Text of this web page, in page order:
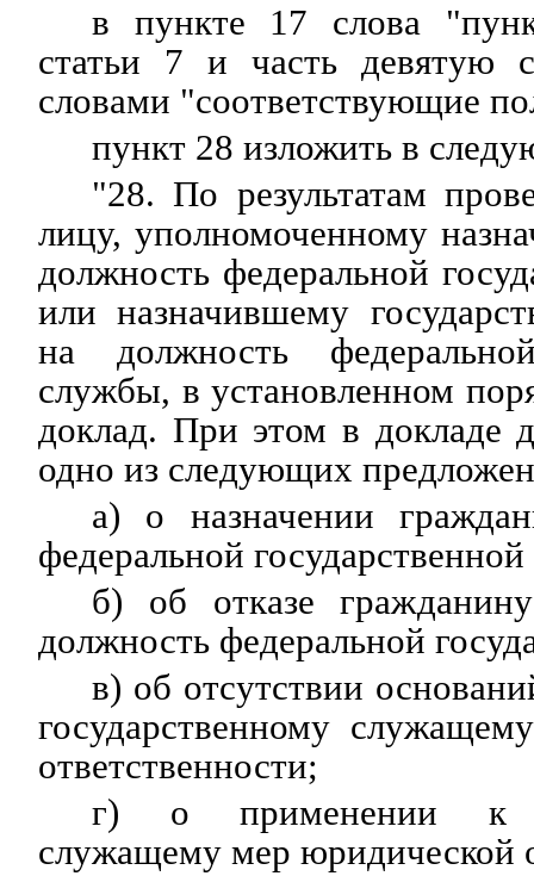
в пункте 17 слова
статьи 7 и часть девятую
словами "соответствующие
пункт 28 изложить в
"28. По результатам
лицу, уполномоченному
должность федеральной
или назначившему
на должность
службы, в установленном
доклад. При этом в докладе
одно из следующих
а) о назначении
федеральной
б) об отказе
должность федеральной
в) об отсутствии
государственному
ответственности;
г) о применении к
служащему мер юридической